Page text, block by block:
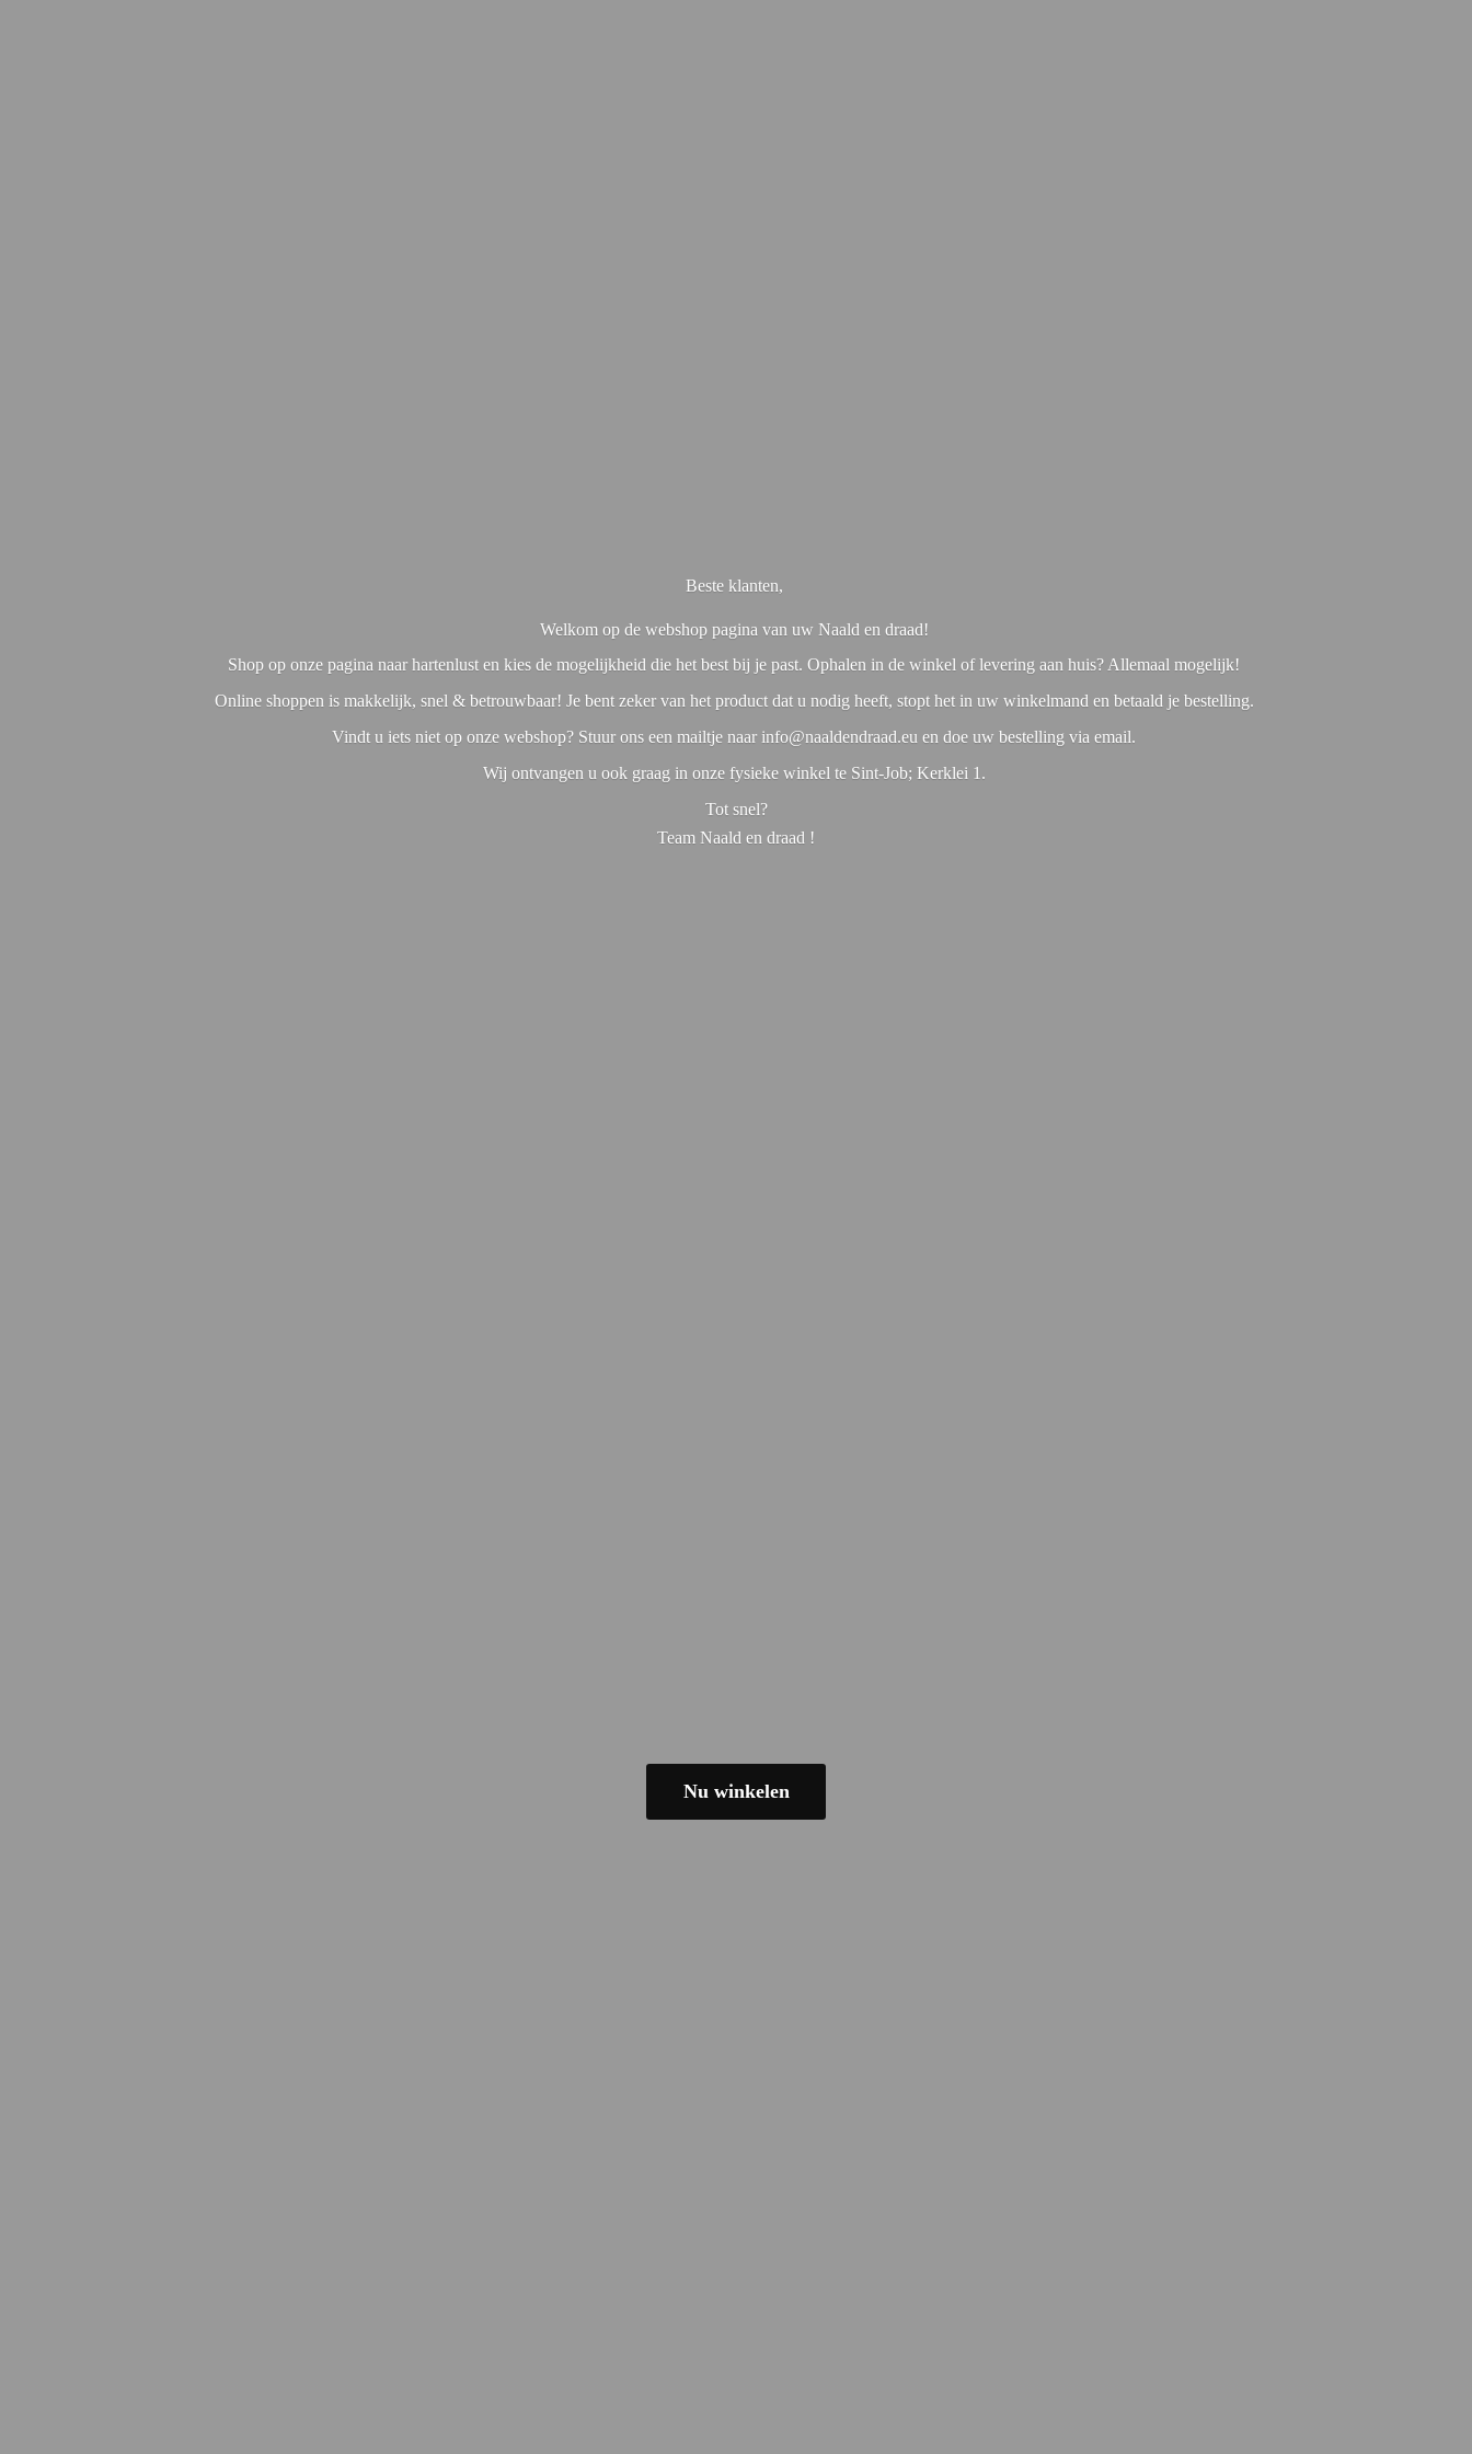
Beste klanten,
Welkom op de webshop pagina van uw Naald en draad!
Shop op onze pagina naar hartenlust en kies de mogelijkheid die het best bij je past. Ophalen in de winkel of levering aan huis? Allemaal mogelijk!
Online shoppen is makkelijk, snel & betrouwbaar! Je bent zeker van het product dat u nodig heeft, stopt het in uw winkelmand en betaald je bestelling.
Vindt u iets niet op onze webshop? Stuur ons een mailtje naar info@naaldendraad.eu en doe uw bestelling via email.
Wij ontvangen u ook graag in onze fysieke winkel te Sint-Job; Kerklei 1.
Tot snel?
Team Naald en draad !
Nu winkelen